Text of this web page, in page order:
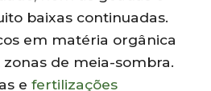
baixas continuadas.
em matéria orgânica
de meia-sombra.
efertilizações